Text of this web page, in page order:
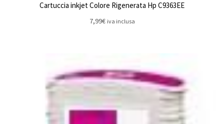
Cartuccia inkjet Colore Rigenerata Hp C9363EE
7,99€ iva inclusa